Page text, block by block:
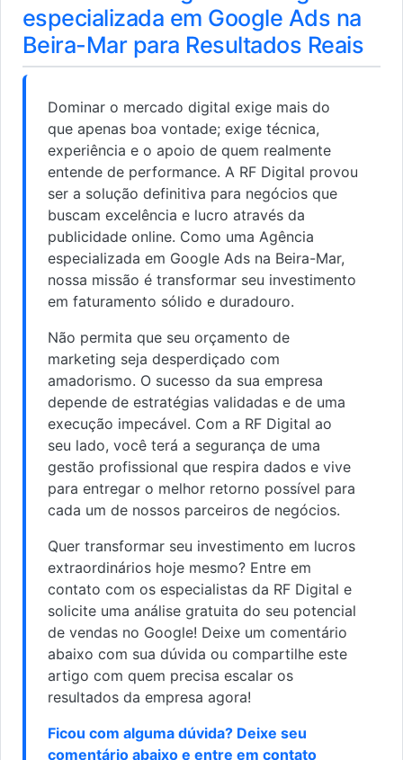
especializada em Google Ads na
Beira-Mar para Resultados Reais
Dominar o mercado digital exige mais do
que apenas boa vontade; exige técnica,
experiência e o apoio de quem realmente
entende de performance. A RF Digital provou
ser a solução definitiva para negócios que
buscam excelência e lucro através da
publicidade online. Como uma Agência
especializada em Google Ads na Beira-Mar,
nossa missão é transformar seu investimento
em faturamento sólido e duradouro.
Não permita que seu orçamento de
marketing seja desperdiçado com
amadorismo. O sucesso da sua empresa
depende de estratégias validadas e de uma
execução impecável. Com a RF Digital ao
seu lado, você terá a segurança de uma
gestão profissional que respira dados e vive
para entregar o melhor retorno possível para
cada um de nossos parceiros de negócios.
Quer transformar seu investimento em lucros
extraordinários hoje mesmo? Entre em
contato com os especialistas da RF Digital e
solicite uma análise gratuita do seu potencial
de vendas no Google! Deixe um comentário
abaixo com sua dúvida ou compartilhe este
artigo com quem precisa escalar os
resultados da empresa agora!
Ficou com alguma dúvida? Deixe seu
comentário abaixo e entre em contato